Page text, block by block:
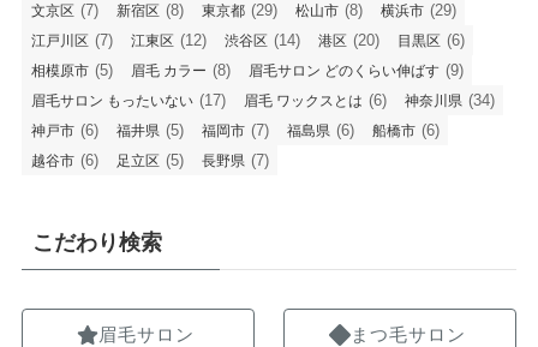
文京区 (7) 新宿区 (8) 東京都 (29) 松山市 (8) 横浜市 (29)
江戸川区 (7) 江東区 (12) 渋谷区 (14) 港区 (20) 目黒区 (6)
相模原市 (5) 眉毛 カラー (8) 眉毛サロン どのくらい伸ばす (9)
眉毛サロン もったいない (17) 眉毛 ワックスとは (6) 神奈川県 (34)
神戸市 (6) 福井県 (5) 福岡市 (7) 福島県 (6) 船橋市 (6)
越谷市 (6) 足立区 (5) 長野県 (7)
こだわり検索
眉毛サロン まつ毛サロン